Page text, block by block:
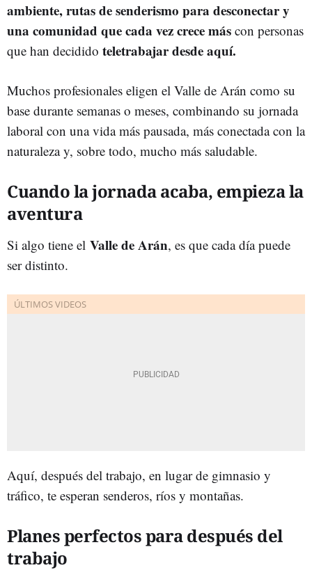
ambiente, rutas de senderismo para desconectar y
una comunidad que cada vez crece más con personas
que han decidido teletrabajar desde aquí.
Muchos profesionales eligen el Valle de Arán como su
base durante semanas o meses, combinando su jornada
laboral con una vida más pausada, más conectada con la
naturaleza y, sobre todo, mucho más saludable.
Cuando la jornada acaba, empieza la
aventura
Si algo tiene el Valle de Arán, es que cada día puede
ser distinto.
Aquí, después del trabajo, en lugar de gimnasio y
tráfico, te esperan senderos, ríos y montañas.
Planes perfectos para después del
trabajo